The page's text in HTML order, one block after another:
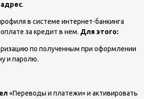
.
в системе интернет-банкинга
за кредит в нем. Для этого:
по полученным при оформлении
и паролю.
«Переводы и платежи» и активировать